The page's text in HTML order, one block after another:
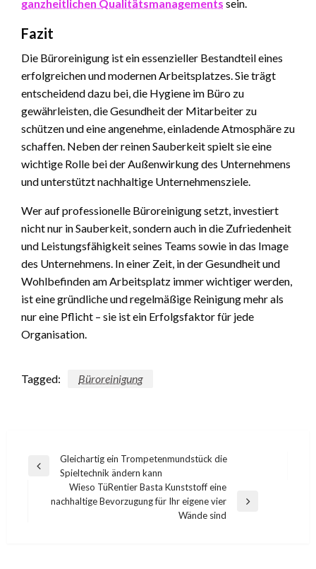
ganzheitlichen Qualitätsmanagements sein.
Fazit
Die Büroreinigung ist ein essenzieller Bestandteil eines
erfolgreichen und modernen Arbeitsplatzes. Sie trägt
entscheidend dazu bei, die Hygiene im Büro zu
gewährleisten, die Gesundheit der Mitarbeiter zu
schützen und eine angenehme, einladende Atmosphäre zu
schaffen. Neben der reinen Sauberkeit spielt sie eine
wichtige Rolle bei der Außenwirkung des Unternehmens
und unterstützt nachhaltige Unternehmensziele.
Wer auf professionelle Büroreinigung setzt, investiert
nicht nur in Sauberkeit, sondern auch in die Zufriedenheit
und Leistungsfähigkeit seines Teams sowie in das Image
des Unternehmens. In einer Zeit, in der Gesundheit und
Wohlbefinden am Arbeitsplatz immer wichtiger werden,
ist eine gründliche und regelmäßige Reinigung mehr als
nur eine Pflicht – sie ist ein Erfolgsfaktor für jede
Organisation.
Tagged: Büroreinigung
Post
navigation
Previous
Gleichartig ein Trompetenmundstück die
Spieltechnik ändern kann
Next
Wieso TüRentier Basta Kunststoff eine
nachhaltige Bevorzugung für Ihr eigene vier
Wände sind